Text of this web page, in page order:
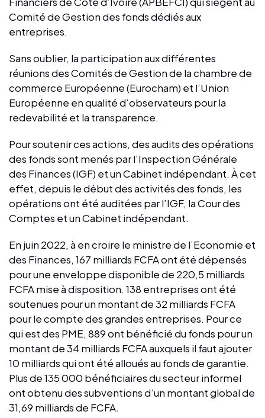
Comité de Gestion des fonds dédiés aux
entreprises.
Sans oublier, la participation aux différentes
réunions des Comités de Gestion de la chambre de
commerce Européenne (Eurocham) et l’Union
Européenne en qualité d’observateurs pour la
redevabilité et la transparence.
Pour soutenir ces actions, des audits des opérations
des fonds sont menés par l’Inspection Générale
des Finances (IGF) et un Cabinet indépendant. À cet
effet, depuis le début des activités des fonds, les
opérations ont été auditées par l’IGF, la Cour des
Comptes et un Cabinet indépendant.
En juin 2022, à en croire le ministre de l’Economie et
des Finances, 167 milliards FCFA ont été dépensés
pour une enveloppe disponible de 220,5 milliards
FCFA mise à disposition. 138 entreprises ont été
soutenues pour un montant de 32 milliards FCFA
pour le compte des grandes entreprises. Pour ce
qui est des PME, 889 ont bénéficié du fonds pour un
montant de 34 milliards FCFA auxquels il faut ajouter
10 milliards qui ont été alloués au fonds de garantie.
Plus de 135 000 bénéficiaires du secteur informel
ont obtenu des subventions d’un montant global de
31,69 milliards de FCFA.